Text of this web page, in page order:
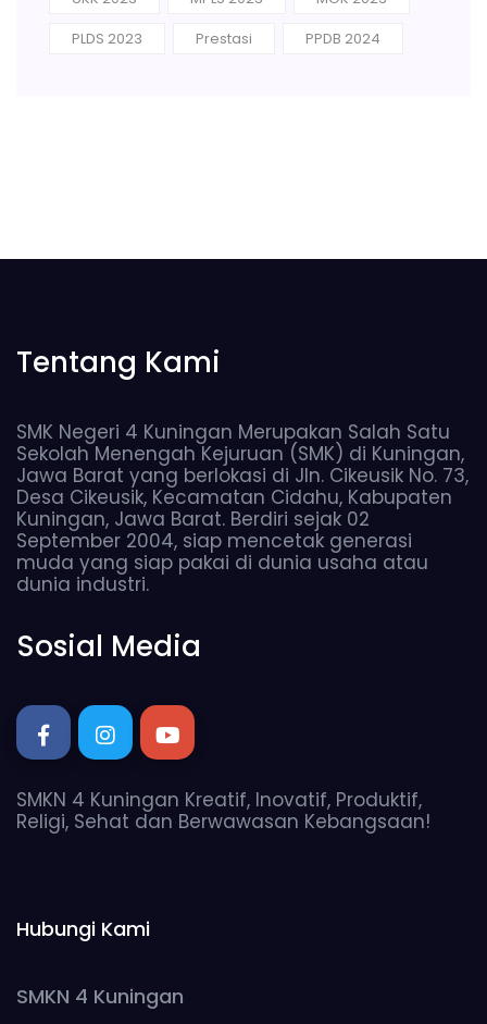
PLDS 2023
Prestasi PPDB 2024
Tentang Kami
SMK Negeri 4 Kuningan Merupakan Salah Satu
Sekolah Menengah Kejuruan (SMK) di Kuningan,
Jawa Barat yang berlokasi di Jln. Cikeusik No. 73,
Desa Cikeusik, Kecamatan Cidahu, Kabupaten
Kuningan, Jawa Barat. Berdiri sejak 02
September 2004, siap mencetak generasi
muda yang siap pakai di dunia usaha atau
dunia industri.
Sosial Media
SMKN 4 Kuningan Kreatif, Inovatif, Produktif,
Religi, Sehat dan Berwawasan Kebangsaan!
Hubungi Kami
SMKN 4 Kuningan